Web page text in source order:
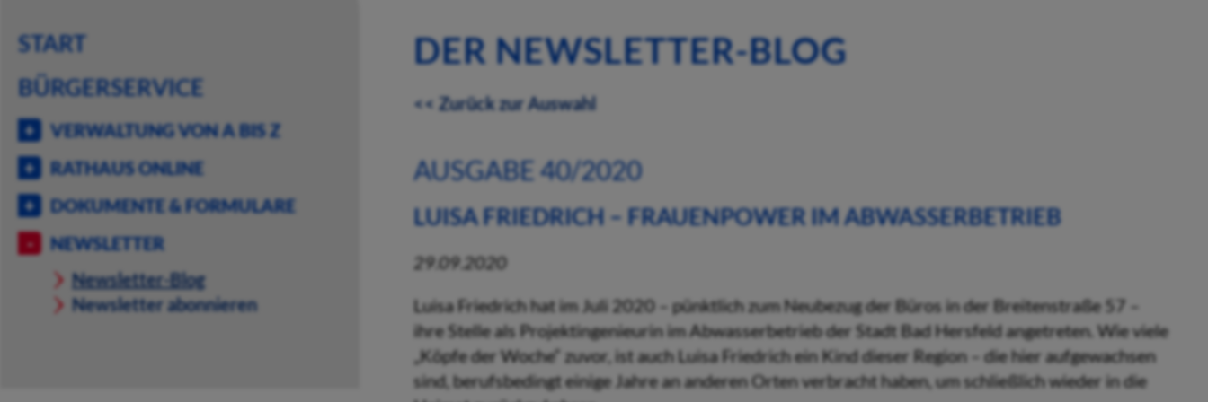
START
BÜRGERSERVICE
VERWALTUNG VON A BIS Z
RATHAUS ONLINE
DOKUMENTE & FORMULARE
NEWSLETTER
Newsletter-Blog
Newsletter abonnieren
DER NEWSLETTER-BLOG
<< Zurück zur Auswahl
AUSGABE 40/2020
LUISA FRIEDRICH – FRAUENPOWER IM ABWASSERBETRIEB
29.09.2020
Luisa Friedrich hat im Juli 2020 – pünktlich zum Neubezug der Büros in der Breitenstraße 57 –
ihre Stelle als Projektingenieurin im Abwasserbetrieb der Stadt Bad Hersfeld angetreten. Wie viele
„Köpfe der Woche“ zuvor, ist auch Luisa Friedrich ein Kind dieser Region – die hier aufgewachsen
sind, berufsbedingt einige Jahre an anderen Orten verbracht haben, um schließlich wieder in die